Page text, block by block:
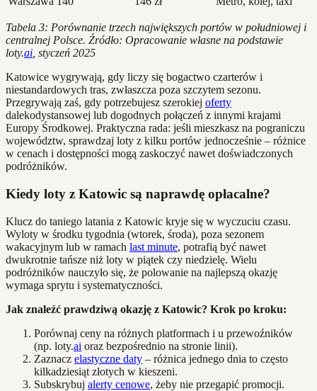
Tabela 3: Porównanie trzech największych portów w południowej i
centralnej Polsce. Źródło: Opracowanie własne na podstawie
loty.ai , styczeń 2025
Katowice wygrywają, gdy liczy się bogactwo czarterów i
niestandardowych tras, zwłaszcza poza szczytem sezonu.
Przegrywają zaś, gdy potrzebujesz szerokiej oferty
dalekodystansowej lub dogodnych połączeń z innymi krajami
Europy Środkowej. Praktyczna rada: jeśli mieszkasz na pograniczu
województw, sprawdzaj loty z kilku portów jednocześnie – różnice
w cenach i dostępności mogą zaskoczyć nawet doświadczonych
podróżników.
Kiedy loty z Katowic są naprawdę opłacalne?
Klucz do taniego latania z Katowic kryje się w wyczuciu czasu.
Wyloty w środku tygodnia (wtorek, środa), poza sezonem
wakacyjnym lub w ramach last minute, potrafią być nawet
dwukrotnie tańsze niż loty w piątek czy niedzielę. Wielu
podróżników nauczyło się, że polowanie na najlepszą okazję
wymaga sprytu i systematyczności.
Jak znaleźć prawdziwą okazję z Katowic? Krok po kroku:
Porównaj ceny na różnych platformach i u przewoźników
(np. loty.ai oraz bezpośrednio na stronie linii).
Zaznacz elastyczne daty – różnica jednego dnia to często
kilkadziesiąt złotych w kieszeni.
Subskrybuj alerty cenowe, żeby nie przegapić promocji.